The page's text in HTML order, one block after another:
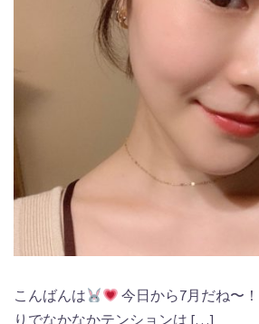
こんばんは
今日から7月だね〜
りでなかなかテンションは […]